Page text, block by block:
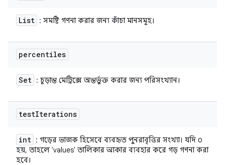
List : সমষ্টি গণনা করার জন্য কাঁচা মানসমূহ।
percentiles
Set : চূড়ান্ত মেট্রিক্সে অন্তর্ভুক্ত করার জন্য পরিসংখ্যান।
testIterations
int : গড়ের ভাজক হিসেবে ব্যবহৃত পুনরাবৃত্তির সংখ্যা। যদি ০
হয়, তাহলে 'values' তালিকার আকার ব্যবহার করে গড় গণনা করা
হবে।